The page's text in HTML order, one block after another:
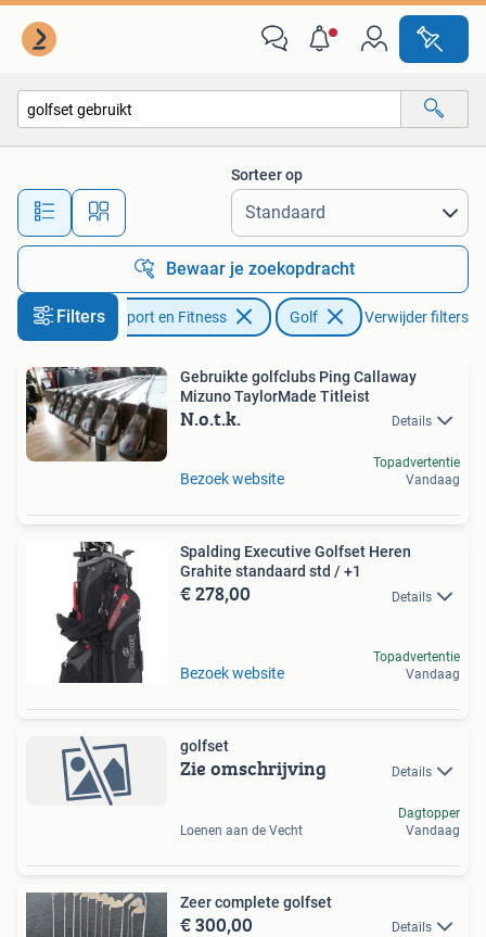
Alle afstanden…
Sorteer op
Bewaar je zoekopdracht
Filters Sport en Fitness Golf Verwijder filters
Gebruikte golfclubs Ping Callaway
Mizuno TaylorMade Titleist
N.o.t.k. Details
Bezoek website
Topadvertentie
Vandaag
Spalding Executive Golfset Heren
Grahite standaard std / +1
€ 278,00 Details
Bezoek website
Topadvertentie
Vandaag
golfset
Zie omschrijving Details
Loenen aan de Vecht
Dagtopper
Vandaag
Zeer complete golfset
€ 300,00 Details